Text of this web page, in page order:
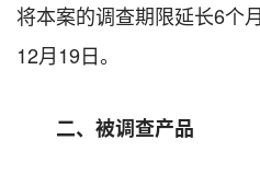
将本案的调查期限延长6个
12月19日。
二、被调查产品